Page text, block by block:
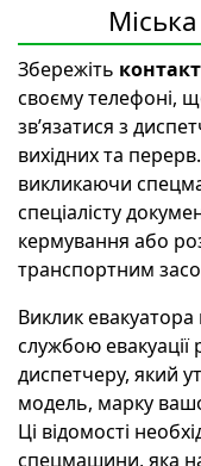
Збережіть
своєму телефоні,
зв’язатися з
вихідних та
викликаючи
спеціалісту
кермування або
транспортним
Виклик
службою евакуації
диспетчеру, який
модель, марку
Ці відомості
спецмашини, яка